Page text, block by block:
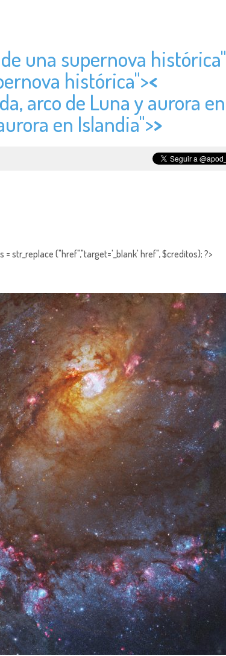
una supernova histórica"
histórica"><
arco de Luna y aurora en
en Islandia">>
("href","target='_blank' href", $creditos); ?>